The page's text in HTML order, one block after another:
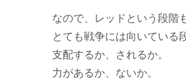
なので、レッドという段階も
とても戦争には向いている
支配するか、されるか。
力があるか、ないか。